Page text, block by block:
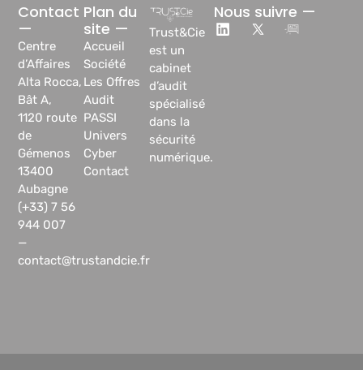
Trust&Cie
est un
cabinet
d’audit
spécialisé
dans la
sécurité
numérique.
Plan du
site —
Accueil
Société
Les Offres
Audit
PASSI
Univers
Cyber
Contact
Contact
—
Centre
d’Affaires
Alta Rocca,
Bât A,
1120 route
de
Gémenos
13400
Aubagne
(+33) 7 56
944 007
—
contact@trustandcie.fr
Nous suivre —